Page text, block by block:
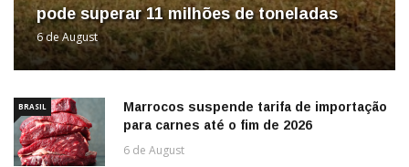
pode superar 11 milhões de toneladas
6 de August
BRASIL
Marrocos suspende tarifa de importação
para carnes até o fim de 2026
6 de August